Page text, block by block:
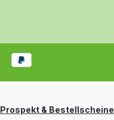
Prospekt & Bestellscheine